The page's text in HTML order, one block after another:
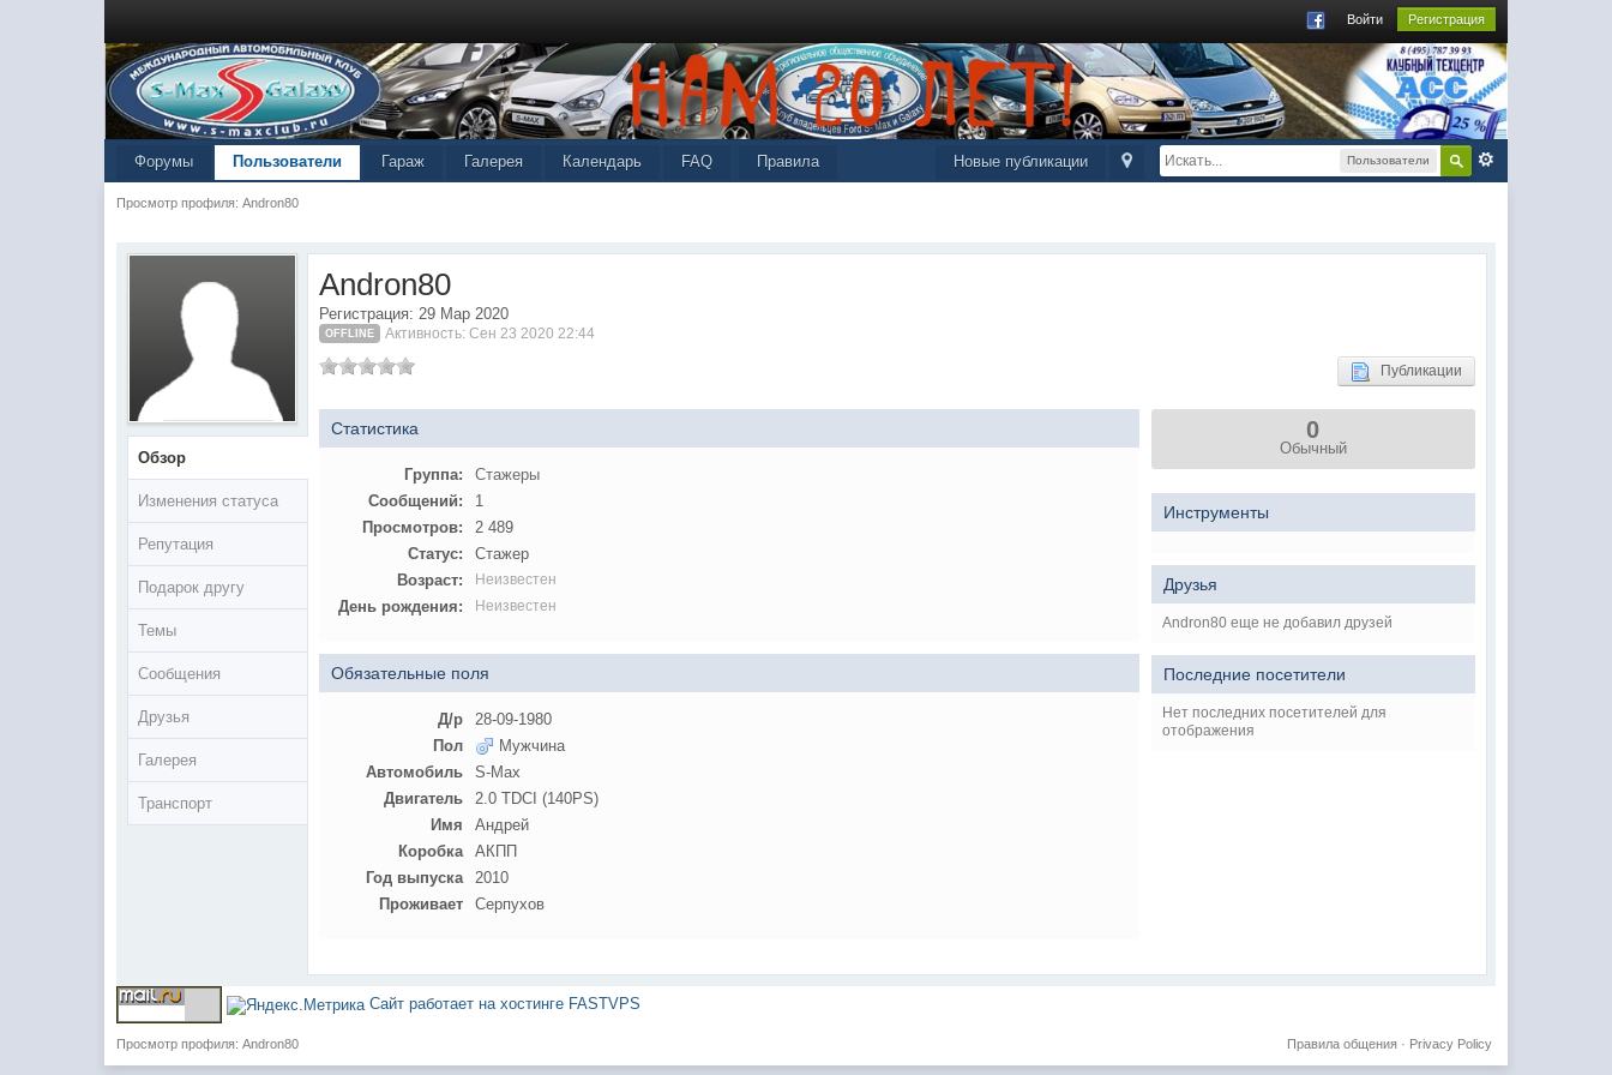
Войти Регистрация
Пользователи
Новые публикации
FAQ Правила
Форумы Пользователи Гараж Галерея Календарь
Просмотр профиля: Andron80
Обзор
Изменения статуса
Репутация
Подарок другу
Темы
Сообщения
Друзья
Галерея
Транспорт
Andron80
Регистрация: 29 Мар 2020
OFFLINE Активность: Сен 23 2020 22:44
Публикации
Статистика
Группа:
Стажеры
Сообщений:
1
Просмотров:
2 489
Статус:
Стажер
Возраст:
Неизвестен
День рождения: Неизвестен
Обязательные поля
Д/р
28-09-1980
Пол
Мужчина
Автомобиль
S-Max
Двигатель
2.0 TDCI (140PS)
Имя
Андрей
Коробка
АКПП
Год выпуска
2010
Проживает
Серпухов
0
Обычный
Инструменты
Друзья
Andron80 еще не добавил друзей
Последние посетители
Нет последних посетителей для
отображения
Сайт работает на хостинге FASTVPS
Просмотр профиля: Andron80 Privacy Policy
Правила общения·